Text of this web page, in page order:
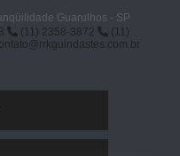
Guarulhos - SP
(11) 2358-3872
(11)